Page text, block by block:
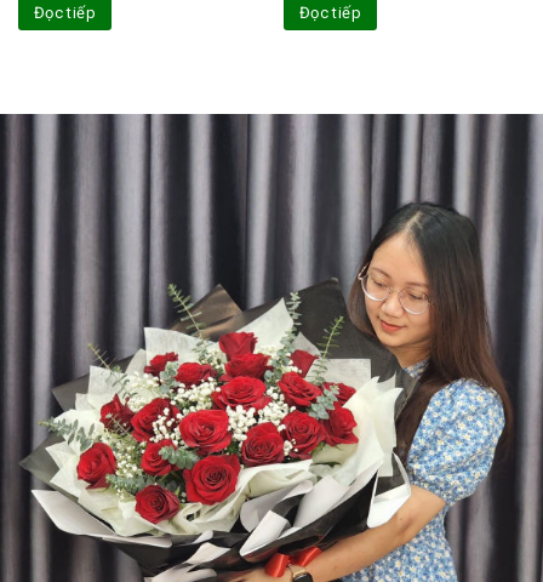
Đọc tiếp Đọc tiếp